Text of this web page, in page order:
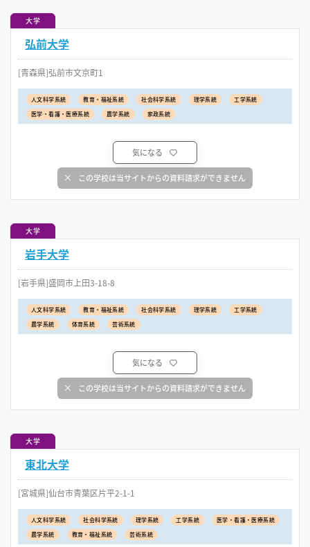
大学
弘前大学
[青森県]弘前市文京町1
人文科学系統 教育・福祉系統 社会科学系統 理学系統
工学系統
医学・看護・医療系統
農学系統 家政系統
気になる
この学校は当サイトからの資料請求ができません
大学
岩手大学
[岩手県]盛岡市上田3-18-8
人文科学系統 教育・福祉系統 社会科学系統 理学系統
工学系統
農学系統
体育系統 芸術系統
気になる
この学校は当サイトからの資料請求ができません
大学
東北大学
[宮城県]仙台市青葉区片平2-1-1
人文科学系統 社会科学系統 理学系統 工学系統
医学・看護・医療系統
農学系統
教育・福祉系統 芸術系統